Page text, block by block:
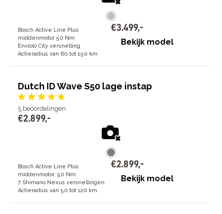
Bosch Active Line Plus
middenmotor 50 Nm
Enviolo City versnelling
Actieradius van 60 tot 150 km
€3.499,-
Bekijk model
Dutch ID Wave S50 lage instap
5 beoordelingen
€2.899,-
Bosch Active Line Plus
middenmotor, 50 Nm
7 Shimano Nexus versnellingen
Actieradius van 50 tot 120 km
€2.899,-
Bekijk model